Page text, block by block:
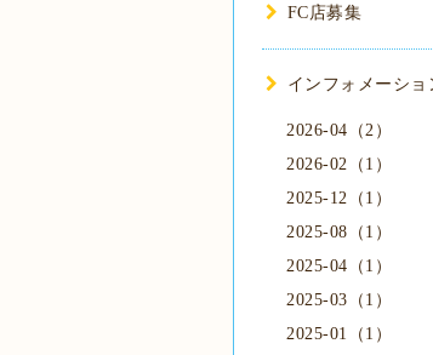
FC店募集
インフォメーショ
2026-04（2）
2026-02（1）
2025-12（1）
2025-08（1）
2025-04（1）
2025-03（1）
2025-01（1）